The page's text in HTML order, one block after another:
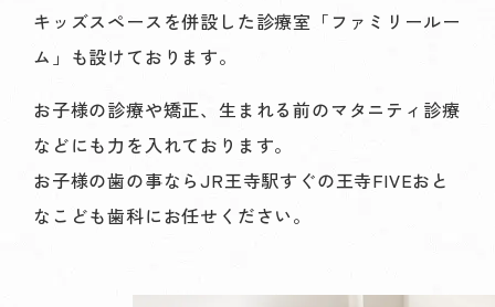
キッズスペースを併設した診療室「ファミリールー
ム」も設けております。
お子様の診療や矯正、生まれる前のマタニティ診療
などにも力を入れております。
お子様の歯の事ならJR王寺駅すぐの王寺FIVEおと
なこども歯科にお任せください。